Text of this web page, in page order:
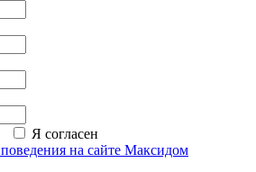
Я согласен
на сайте Максидом